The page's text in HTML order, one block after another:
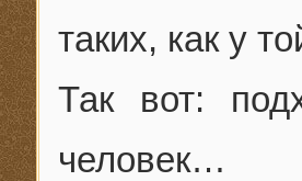
таких, как у
Так вот:
человек…